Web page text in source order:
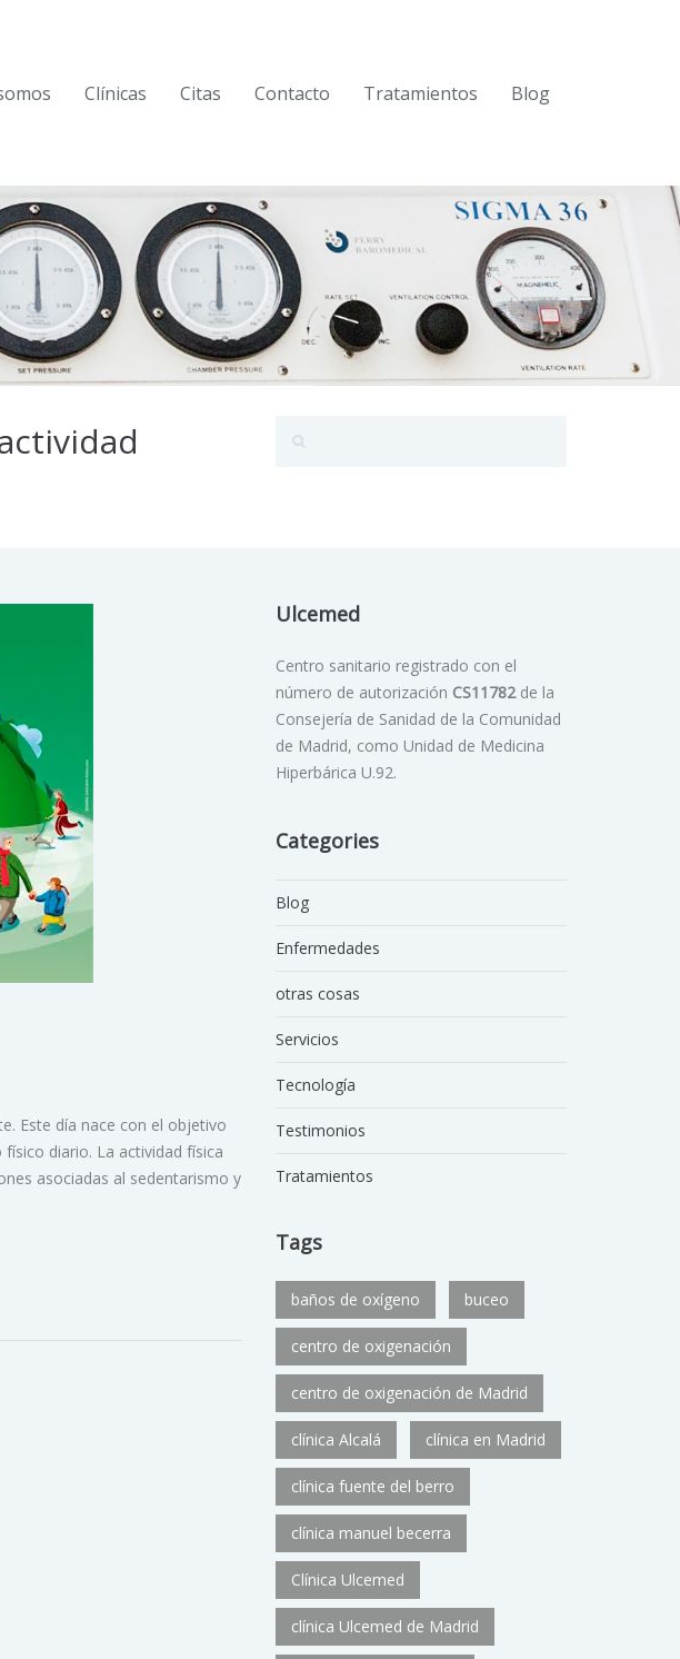
Clínicas Citas Contacto Tratamientos Blog
Este día nace con el objetivo
diario. La actividad física
asociadas al sedentarismo y
Ulcemed
Centro sanitario registrado con el
número de autorización CS11782de la
Consejería de Sanidad de la Comunidad
de Madrid, como Unidad de Medicina
Hiperbárica U.92.
Categories
Blog
Enfermedades
otras cosas
Servicios
Tecnología
Testimonios
Tratamientos
Tags
baños de oxígeno buceo
centro de oxigenación
centro de oxigenación de Madrid
clínica Alcalá clínica en Madrid
clínica fuente del berro
clínica manuel becerra
Clínica Ulcemed
clínica Ulcemed de Madrid